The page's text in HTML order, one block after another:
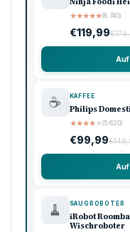
★★★★★(8.740)
€119,99
Auf
☕ KAFFEE
Philips
★★★★★(5.620)
€99,99
Auf
🧹 SAUGROBOTER
iRobot
Wischroboter